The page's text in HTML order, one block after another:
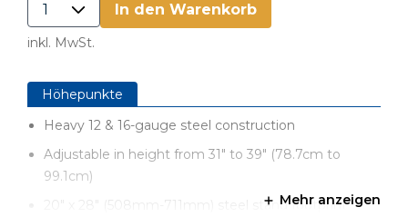
In den Warenkorb
inkl. MwSt.
Höhepunkte
Heavy 12 & 16-gauge steel construction
Adjustable in height from 31" to 39" (78.7cm to
99.1cm)
20" x 28" (508mm-711mm) steel stand footprint
Mehr anzeigen